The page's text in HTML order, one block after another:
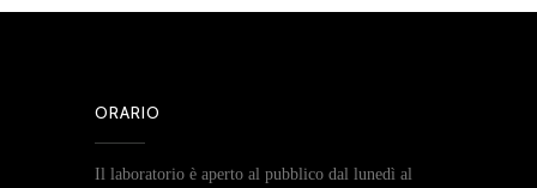
ORARIO
Il laboratorio è aperto al pubblico dal lunedì al